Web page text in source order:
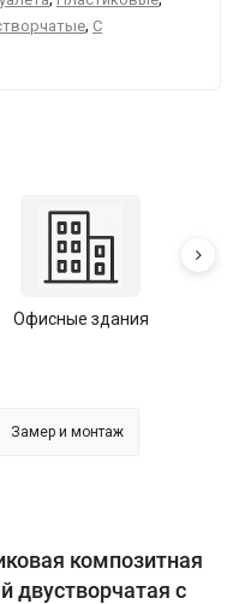
, С
Офисные здания
Замер и монтаж
композитная
двустворчатая с